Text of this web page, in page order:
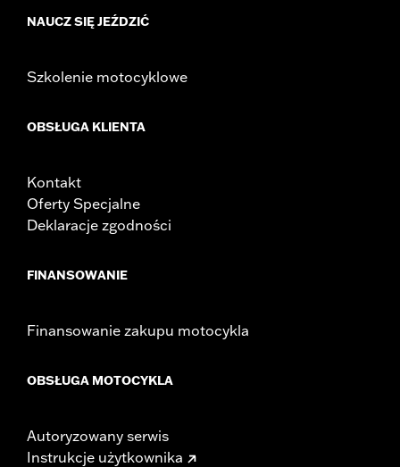
Sold In Units:Each
Width:
25.9 Inches
Tour-Pak and installation instructions
NAUCZ SIĘ JEŹDZIĆ
Szkolenie motocyklowe
OBSŁUGA KLIENTA
Kontakt
Oferty Specjalne
Deklaracje zgodności
FINANSOWANIE
Finansowanie zakupu motocykla
OBSŁUGA MOTOCYKLA
Autoryzowany serwis
Instrukcje użytkownika